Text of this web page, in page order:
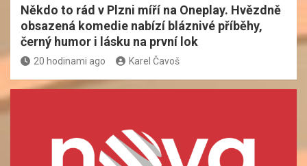
Někdo to rád v Plzni míří na Oneplay. Hvězdně
obsazená komedie nabízí bláznivé příběhy,
černý humor i lásku na první lok
20 hodinami ago Karel Čavoš